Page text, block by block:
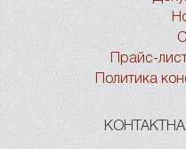
Прайс-
Политика